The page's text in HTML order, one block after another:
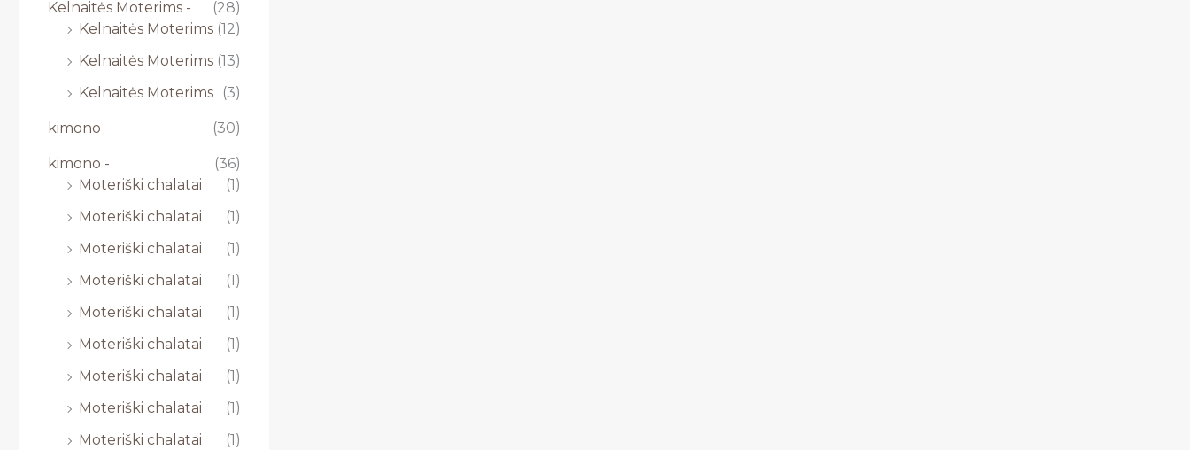
Kelnaitės Moterims -
(28)
Kelnaitės Moterims (12)
Kelnaitės Moterims (13)
Kelnaitės Moterims
(3)
kimono (30)
kimono -
(36)
Moteriški chalatai
(1)
Moteriški chalatai
(1)
Moteriški chalatai
(1)
Moteriški chalatai
(1)
Moteriški chalatai
(1)
Moteriški chalatai
(1)
Moteriški chalatai
(1)
Moteriški chalatai
(1)
Moteriški chalatai
(1)